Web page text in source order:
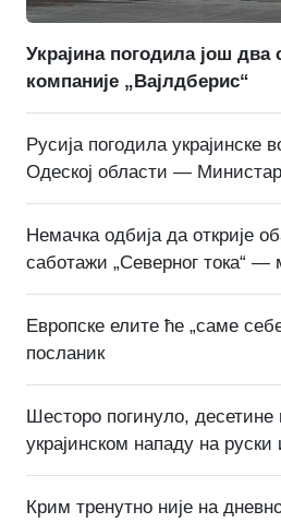
Украјина погодила још два
компаније „Вајлдберис“
Русија погодила украјинске
Одеској области —
Немачка одбија да открије
саботажи „Северног тока“ —
Европске елите ће „саме
посланик
Шесторо погинуло, десетине
украјинском нападу на руски
Крим тренутно није на